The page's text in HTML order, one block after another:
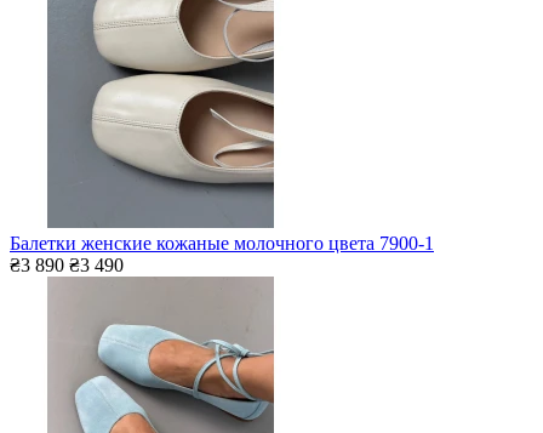
Балетки женские кожаные молочного цвета 7900-1
₴3 890 ₴3 490